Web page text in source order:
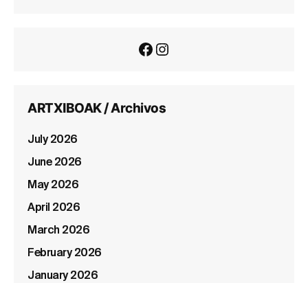
Facebook
Instagram
ARTXIBOAK / Archivos
July 2026
June 2026
May 2026
April 2026
March 2026
February 2026
January 2026